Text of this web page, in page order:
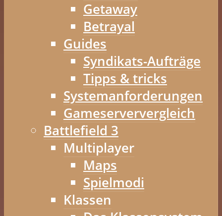
Getaway
Betrayal
Guides
Syndikats-Aufträge
Tipps & tricks
Systemanforderungen
Gameserververgleich
Battlefield 3
Multiplayer
Maps
Spielmodi
Klassen